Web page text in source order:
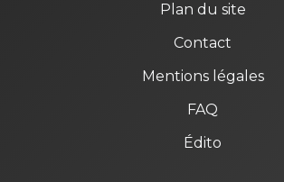
Plan du site
Contact
Mentions légales
FAQ
Édito